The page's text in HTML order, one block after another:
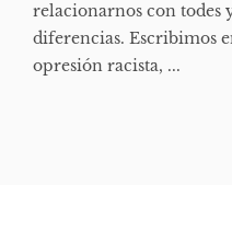
relacionarnos con todes
diferencias. Escribimos
opresión racista, ...